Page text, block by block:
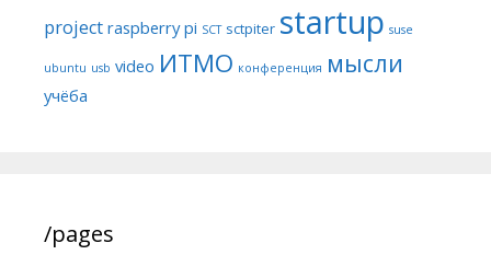
project raspberry pi SCT sctpiter startup suse
ubuntu usb video ИТМО конференция мысли
учёба
/pages